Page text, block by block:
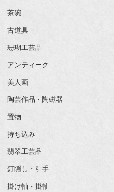
茶碗
古道具
珊瑚工芸品
アンティーク
美人画
陶芸作品・陶磁器
置物
持ち込み
翡翠工芸品
釘隠し・引手
掛け軸・掛軸